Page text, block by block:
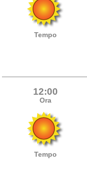
Tempo
12:00
Ora
Tempo